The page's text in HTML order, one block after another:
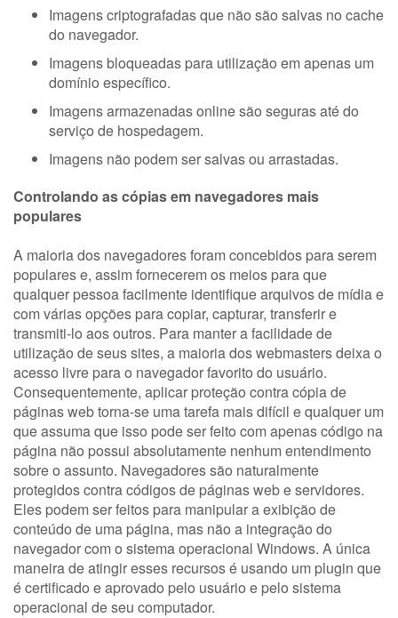
Imagens criptografadas que não são salvas no cache
do navegador.
Imagens bloqueadas para utilização em apenas um
domínio específico.
Imagens armazenadas online são seguras até do
serviço de hospedagem.
Imagens não podem ser salvas ou arrastadas.
Controlando as cópias em navegadores mais
populares
A maioria dos navegadores foram concebidos para serem
populares e, assim fornecerem os meios para que
qualquer pessoa facilmente identifique arquivos de mídia e
com várias opções para copiar, capturar, transferir e
transmiti-lo aos outros. Para manter a facilidade de
utilização de seus sites, a maioria dos webmasters deixa o
acesso livre para o navegador favorito do usuário.
Consequentemente, aplicar proteção contra cópia de
páginas web torna-se uma tarefa mais difícil e qualquer um
que assuma que isso pode ser feito com apenas código na
página não possui absolutamente nenhum entendimento
sobre o assunto. Navegadores são naturalmente
protegidos contra códigos de páginas web e servidores.
Eles podem ser feitos para manipular a exibição de
conteúdo de uma página, mas não a integração do
navegador com o sistema operacional Windows. A única
maneira de atingir esses recursos é usando um plugin que
é certificado e aprovado pelo usuário e pelo sistema
operacional de seu computador.